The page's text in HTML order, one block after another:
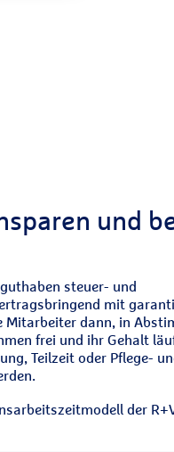
und
steuer- und
mit
Mitarbeiter dann, in
frei und ihr Gehalt
Teilzeit oder Pflege-
der